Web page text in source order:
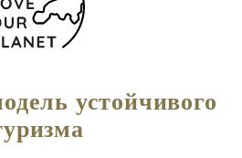
устойчивого